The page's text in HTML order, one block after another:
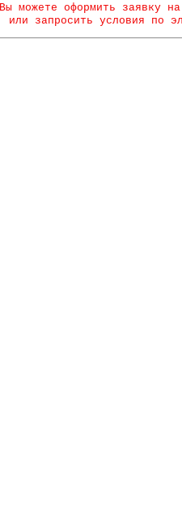
Вы можете оформить заявку
или запросить условия по